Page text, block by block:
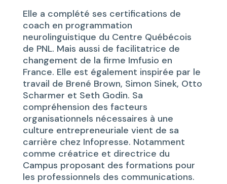
Elle a complété ses certifications de
coach en programmation
neurolinguistique du Centre Québécois
de PNL. Mais aussi de facilitatrice de
changement de la firme Imfusio en
France. Elle est également inspirée par le
travail de Brené Brown, Simon Sinek, Otto
Scharmer et Seth Godin. Sa
compréhension des facteurs
organisationnels nécessaires à une
culture entrepreneuriale vient de sa
carrière chez Infopresse. Notamment
comme créatrice et directrice du
Campus proposant des formations pour
les professionnels des communications.